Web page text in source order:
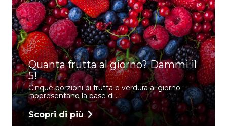
Quanta frutta al giorno? Dammi il
5!
Cinque porzioni di frutta e verdura al giorno
rappresentano la base di…
Scopri di più